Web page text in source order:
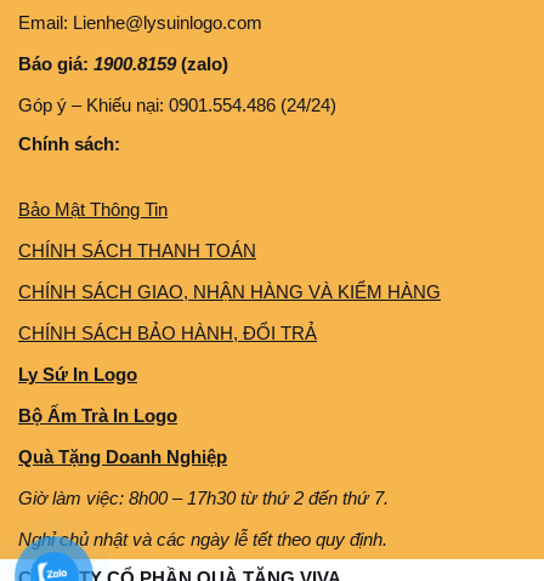
Email: Lienhe@lysuinlogo.com
Báo giá: 1900.8159(zalo)
Góp ý – Khiếu nại: 0901.554.486 (24/24)
Chính sách:
Bảo Mật Thông Tin
CHÍNH SÁCH THANH TOÁN
CHÍNH SÁCH GIAO, NHẬN HÀNG VÀ KIỂM HÀNG
CHÍNH SÁCH BẢO HÀNH, ĐỔI TRẢ
Ly Sứ In Logo
Bộ Ấm Trà In Logo
Quà Tặng Doanh Nghiệp
Giờ làm việc: 8h00 – 17h30 từ thứ 2 đến thứ 7.
Nghỉ chủ nhật và các ngày lễ tết theo quy định.